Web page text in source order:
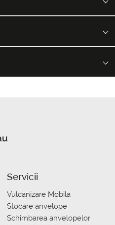
Servicii
Vulcanizare Mobila
Stocare anvelope
Schimbarea anvelopelor